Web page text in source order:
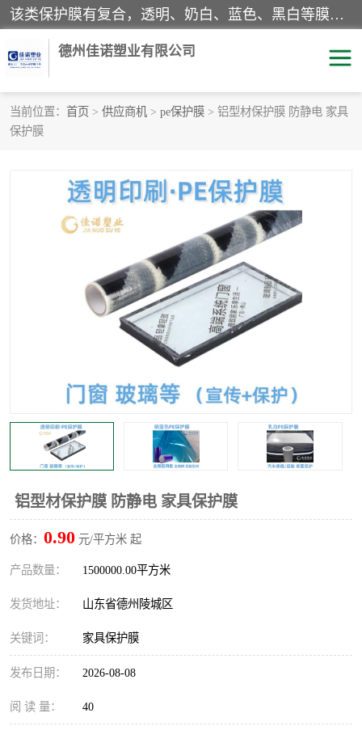
该类保护膜有复合，透明、奶白、蓝色、黑白等膜型。特高粘，高粘，中高粘，中粘，中低粘，低粘等。对于不同的粘力要求有相应的产品相适配。无胶渍残留污染。在较宽的收卷幅度下平整无皱纹，收卷长度大，利于机械化及自动化施工粘贴。为您的产品提供的表面保护解决方案。 产品广泛适用于：铝材、不锈钢、金属、塑料、电子、家电、家具、玻璃、化工材料、装饰材料等。
德州佳诺塑业有限公司
当前位置： 首页 > 供应商机 > pe保护膜 > 铝型材保护膜 防静电 家具
保护膜
铝型材保护膜 防静电 家具保护膜
价格： 0.90 元/平方米 起
产品数量： 1500000.00平方米
发货地址： 山东省德州陵城区
关键词： 家具保护膜
发布日期： 2026-08-08
阅 读 量： 40
pe保护膜
地毯保护膜 家具保护膜
拉伸缠绕膜 透明保护膜
乳白保护膜
明蓝保护膜 纯黑保护膜
彩钢板保护膜
不锈钢板保护膜 一次性隔离膜